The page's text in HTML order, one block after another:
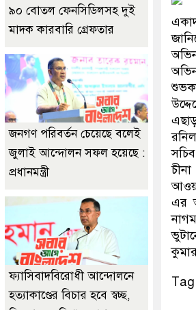
এর
৯০ বোতল ফেনসিডিলসহ দুই
মাদক কারবারি গ্রেফতার
জনগণ পরিবর্তন চেয়েছে বলেই
জুলাই আন্দোলন সফল হয়েছে :
প্রধানমন্ত্রী
ফ্যাসিবাদবিরোধী আন্দোলনে
হত্যাকাণ্ডের বিচার হবে স্বচ্ছ,